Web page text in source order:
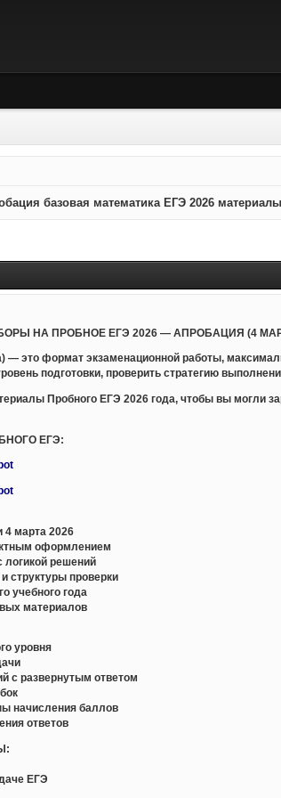
базовая математика ЕГЭ 2026 материалы
НА ПРОБНОЕ ЕГЭ 2026 — АПРОБАЦИЯ (4
— это формат экзаменационной работы,
подготовки, проверить стратегию
Пробного ЕГЭ 2026 года, чтобы вы могли
ЕГЭ:
4 марта 2026
оформлением
логикой решений
структуры проверки
учебного года
материалов
уровня
с развернутым ответом
начисления баллов
ответов
ЕГЭ